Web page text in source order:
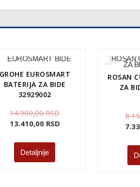
GROHE EUROSMART
BATERIJA ZA BIDE
32929002
14.900,00RSD
13.410,00 RSD
Detaljnije
ROSAN
ZA